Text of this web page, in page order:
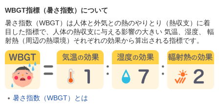
WBGT指標（暑さ指数）について
暑さ指数（WBGT）は人体と外気との熱のやりとり（熱収支）に着
目した指標で、人体の熱収支に与える影響の大きい 気温、湿度、 輻
射熱（周辺の熱環境）それぞれの効果から算出される指標です。
暑さ指数（WBGT）とは